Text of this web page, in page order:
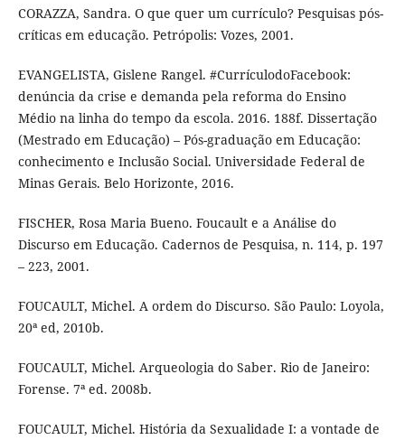
CORAZZA, Sandra. O que quer um currículo? Pesquisas pós-
críticas em educação. Petrópolis: Vozes, 2001.
EVANGELISTA, Gislene Rangel. #CurrículodoFacebook:
denúncia da crise e demanda pela reforma do Ensino
Médio na linha do tempo da escola. 2016. 188f. Dissertação
(Mestrado em Educação) – Pós-graduação em Educação:
conhecimento e Inclusão Social. Universidade Federal de
Minas Gerais. Belo Horizonte, 2016.
FISCHER, Rosa Maria Bueno. Foucault e a Análise do
Discurso em Educação. Cadernos de Pesquisa, n. 114, p. 197
– 223, 2001.
FOUCAULT, Michel. A ordem do Discurso. São Paulo: Loyola,
20ª ed, 2010b.
FOUCAULT, Michel. Arqueologia do Saber. Rio de Janeiro:
Forense. 7ª ed. 2008b.
FOUCAULT, Michel. História da Sexualidade I: a vontade de